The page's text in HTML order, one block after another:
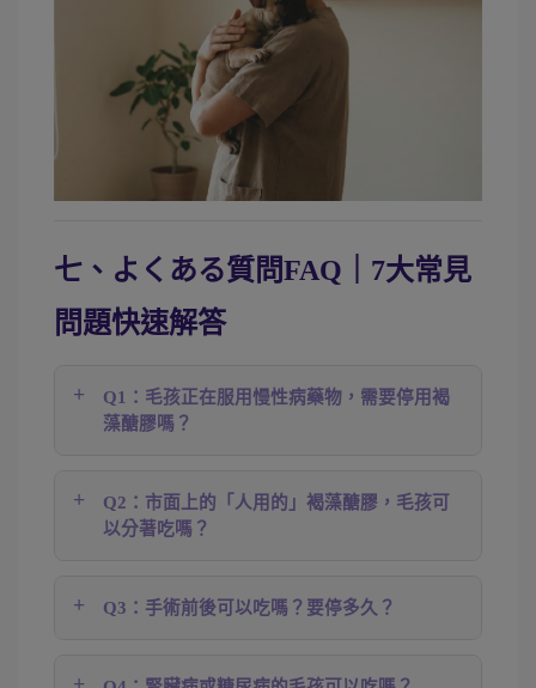
七、よくある質問FAQ｜7大常見
問題快速解答
Q1：毛孩正在服用慢性病藥物，需要停用褐
藻醣膠嗎？
Q2：市面上的「人用的」褐藻醣膠，毛孩可
以分著吃嗎？
Q3：手術前後可以吃嗎？要停多久？